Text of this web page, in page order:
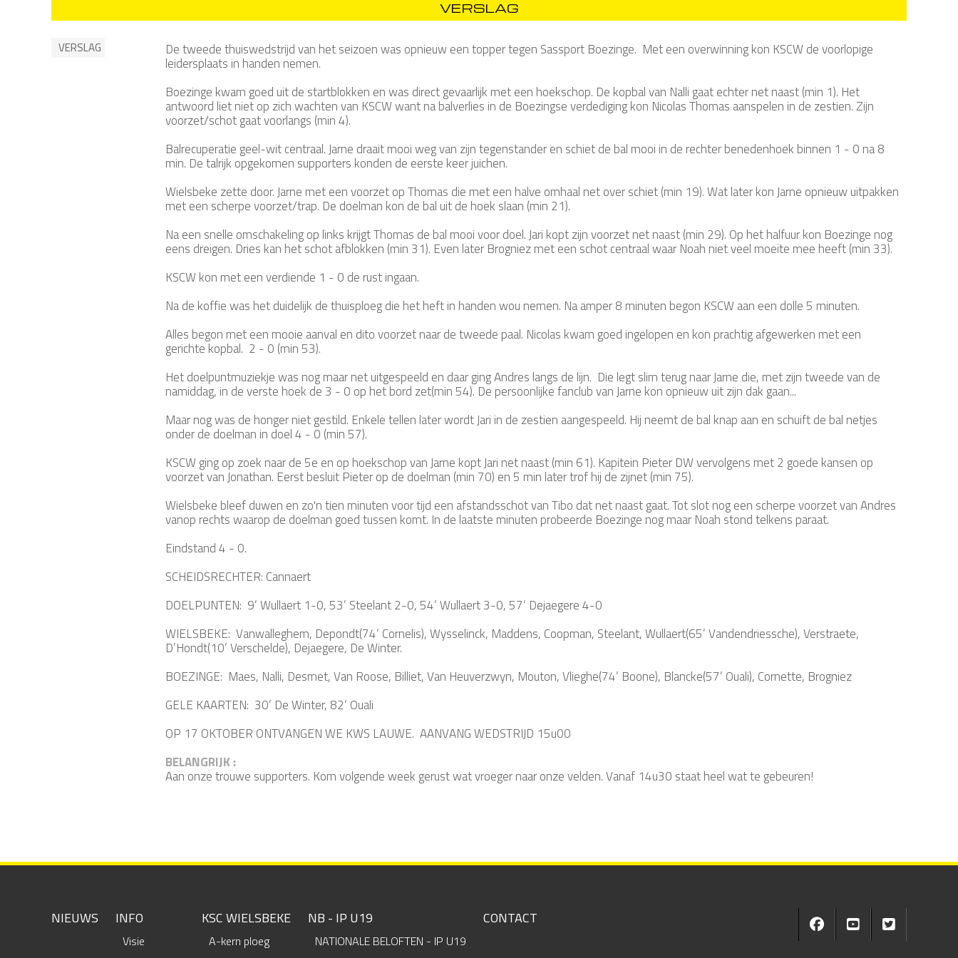
VERSLAG
VERSLAG De tweede thuiswedstrijd van het seizoen was opnieuw een topper tegen Sassport Boezinge. Met een overwinning kon KSCW de voorlopige
leidersplaats in handen nemen.
Boezinge kwam goed uit de startblokken en was direct gevaarlijk met een hoekschop. De kopbal van Nalli gaat echter net naast (min 1). Het
antwoord liet niet op zich wachten van KSCW want na balverlies in de Boezingse verdediging kon Nicolas Thomas aanspelen in de zestien. Zijn
voorzet/schot gaat voorlangs (min 4).
Balrecuperatie geel-wit centraal. Jarne draait mooi weg van zijn tegenstander en schiet de bal mooi in de rechter benedenhoek binnen 1 - 0 na 8
min. De talrijk opgekomen supporters konden de eerste keer juichen.
Wielsbeke zette door. Jarne met een voorzet op Thomas die met een halve omhaal net over schiet (min 19). Wat later kon Jarne opnieuw uitpakken
met een scherpe voorzet/trap. De doelman kon de bal uit de hoek slaan (min 21).
Na een snelle omschakeling op links krijgt Thomas de bal mooi voor doel. Jari kopt zijn voorzet net naast (min 29). Op het halfuur kon Boezinge nog
eens dreigen. Dries kan het schot afblokken (min 31). Even later Brogniez met een schot centraal waar Noah niet veel moeite mee heeft (min 33).
KSCW kon met een verdiende 1 - 0 de rust ingaan.
Na de koffie was het duidelijk de thuisploeg die het heft in handen wou nemen. Na amper 8 minuten begon KSCW aan een dolle 5 minuten.
Alles begon met een mooie aanval en dito voorzet naar de tweede paal. Nicolas kwam goed ingelopen en kon prachtig afgewerken met een
gerichte kopbal. 2 - 0 (min 53).
Het doelpuntmuziekje was nog maar net uitgespeeld en daar ging Andres langs de lijn. Die legt slim terug naar Jarne die, met zijn tweede van de
namiddag, in de verste hoek de 3 - 0 op het bord zet(min 54). De persoonlijke fanclub van Jarne kon opnieuw uit zijn dak gaan...
Maar nog was de honger niet gestild. Enkele tellen later wordt Jari in de zestien aangespeeld. Hij neemt de bal knap aan en schuift de bal netjes
onder de doelman in doel 4 - 0 (min 57).
KSCW ging op zoek naar de 5e en op hoekschop van Jarne kopt Jari net naast (min 61). Kapitein Pieter DW vervolgens met 2 goede kansen op
voorzet van Jonathan. Eerst besluit Pieter op de doelman (min 70) en 5 min later trof hij de zijnet (min 75).
Wielsbeke bleef duwen en zo'n tien minuten voor tijd een afstandsschot van Tibo dat net naast gaat. Tot slot nog een scherpe voorzet van Andres
vanop rechts waarop de doelman goed tussen komt. In de laatste minuten probeerde Boezinge nog maar Noah stond telkens paraat.
Eindstand 4 - 0.
SCHEIDSRECHTER: Cannaert
DOELPUNTEN: 9’ Wullaert 1-0, 53’ Steelant 2-0, 54’ Wullaert 3-0, 57’ Dejaegere 4-0
WIELSBEKE: Vanwalleghem, Depondt(74’ Cornelis), Wysselinck, Maddens, Coopman, Steelant, Wullaert(65’ Vandendriessche), Verstraete,
D’Hondt(10’ Verschelde), Dejaegere, De Winter.
BOEZINGE: Maes, Nalli, Desmet, Van Roose, Billiet, Van Heuverzwyn, Mouton, Vlieghe(74’ Boone), Blancke(57’ Ouali), Cornette, Brogniez
GELE KAARTEN: 30’ De Winter, 82’ Ouali
OP 17 OKTOBER ONTVANGEN WE KWS LAUWE. AANVANG WEDSTRIJD 15u00
BELANGRIJK :
Aan onze trouwe supporters. Kom volgende week gerust wat vroeger naar onze velden. Vanaf 14u30 staat heel wat te gebeuren!
NIEUWS INFO
Visie
KSC WIELSBEKE
A-kern ploeg
NB - IP U19
NATIONALE BELOFTEN - IP U19
CONTACT